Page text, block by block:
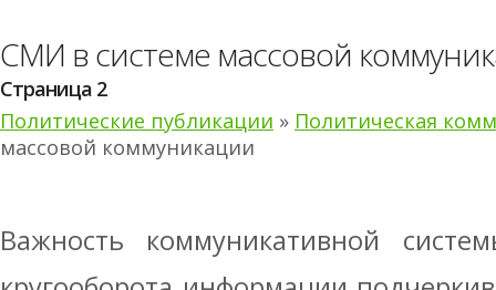
СМИ в системе массовой
Страница 2
Политические публикации » Политическая
массовой коммуникации
Важность коммуникативной